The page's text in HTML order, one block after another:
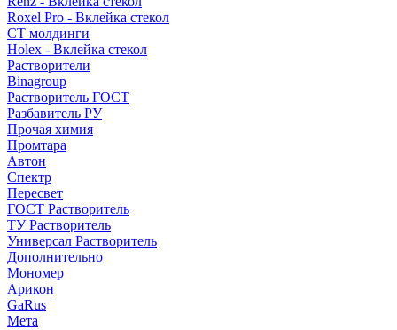
Roxel Pro - Вклейка стекол
СТ молдинги
Holex - Вклейка стекол
Растворители
Binagroup
Растворитель ГОСТ
Разбавитель РУ
Прочая химия
Промтара
Автон
Спектр
Пересвет
ГОСТ Растворитель
ТУ Растворитель
Универсал Растворитель
Дополнительно
Мономер
Арикон
GaRus
Мета